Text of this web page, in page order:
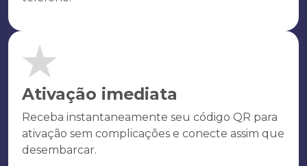
Ativação imediata
Receba instantaneamente seu código QR para
ativação sem complicações e conecte assim que
desembarcar.